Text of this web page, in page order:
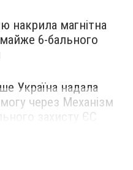
накрила магнітна
6-бального
Україна надала
через Механізм
захисту ЄС